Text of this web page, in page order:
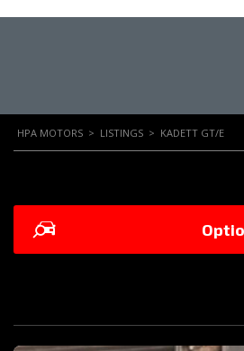
HPA MOTORS > LISTINGS > KADETT GT/E